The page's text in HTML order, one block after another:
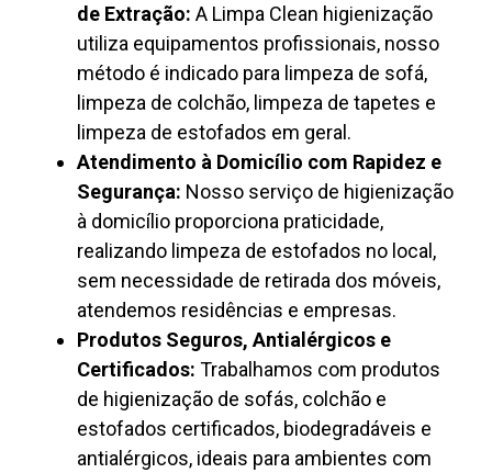
de Extração: A Limpa Clean higienização
utiliza equipamentos profissionais, nosso
método é indicado para limpeza de sofá,
limpeza de colchão, limpeza de tapetes e
limpeza de estofados em geral.
Atendimento à Domicílio com Rapidez e
Segurança: Nosso serviço de higienização
à domicílio proporciona praticidade,
realizando limpeza de estofados no local,
sem necessidade de retirada dos móveis,
atendemos residências e empresas.
Produtos Seguros, Antialérgicos e
Certificados: Trabalhamos com produtos
de higienização de sofás, colchão e
estofados certificados, biodegradáveis e
antialérgicos, ideais para ambientes com